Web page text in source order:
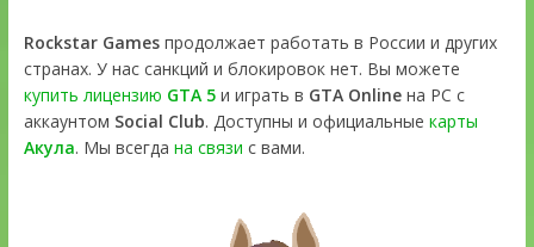
Rockstar Gamesпродолжает работать в России и других
странах. У нас санкций и блокировок нет. Вы можете
купить лицензию GTA 5и играть в GTA Onlineна PC с
аккаунтом Social Club. Доступны и официальные карты
Акула. Мы всегда на связи с вами.